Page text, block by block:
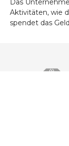
Das
Aktivitäten, wie
spendet das